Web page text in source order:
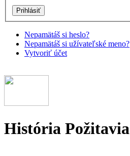
Nepamätáš si heslo?
Nepamätáš si užívateľské meno?
Vytvoriť účet
História Požitavia